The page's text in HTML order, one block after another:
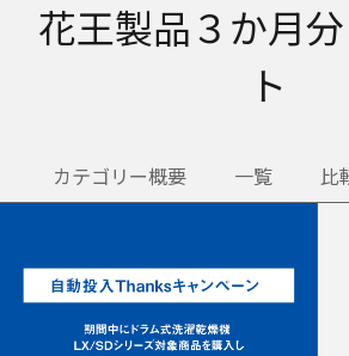
花王製品３か月
ト
カテゴリー概要 一覧 比